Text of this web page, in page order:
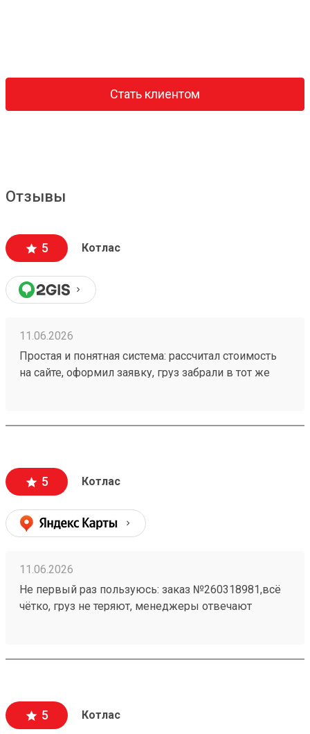
Стать клиентом
Отзывы
5 Котлас
11.06.2026
Простая и понятная система: рассчитал стоимость
на сайте, оформил заявку, груз забрали в тот же
5 Котлас
11.06.2026
Не первый раз пользуюсь: заказ №260318981,всё
чётко, груз не теряют, менеджеры отвечают
5 Котлас